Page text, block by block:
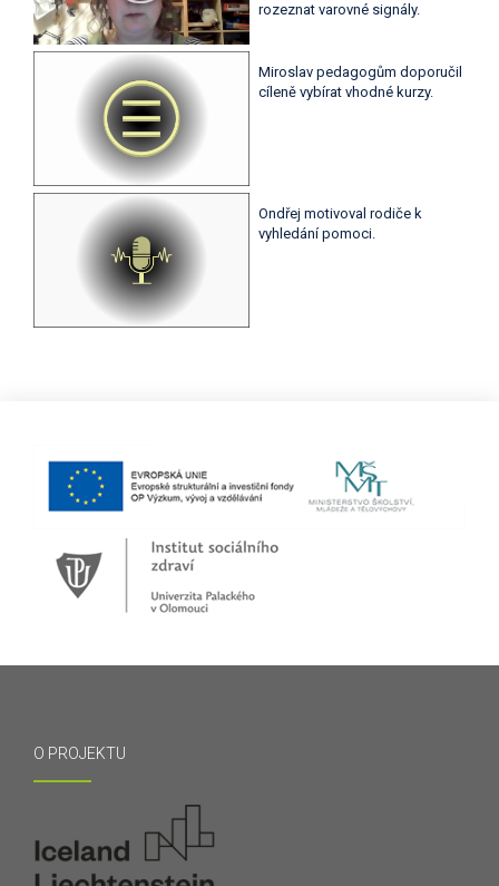
rozeznat varovné signály.
Miroslav pedagogům doporučil
cíleně vybírat vhodné kurzy.
Ondřej motivoval rodiče k
vyhledání pomoci.
O PROJEKTU